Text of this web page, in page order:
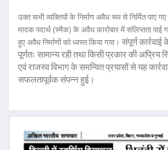
उक्त सभी व्यक्तियों के निर्माण अवैध रूप से निर्मित पाए
मादक पदार्थ (स्मैक) के अवैध कारोबार में संलिप्तता पाई
हुए अवैध निर्माणों को ध्वस्त किया गया। संपूर्ण
पूर्णतः सामान्य रही तथा किसी प्रकार की अप्रिय
एवं राजस्व विभाग के समन्वित प्रयासों से यह
सफलतापूर्वक संपन्न हुई।